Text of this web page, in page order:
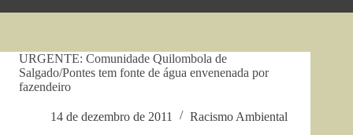
URGENTE: Comunidade Quilombola de
Salgado/Pontes tem fonte de água envenenada por
fazendeiro
14 de dezembro de 2011 Racismo Ambiental